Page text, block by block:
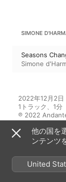
SIMONE
Seasons
Simone
2022年12月2日
1トラック、1分
℗ 2022
このアルバム
他の国を
ンテンツ
United